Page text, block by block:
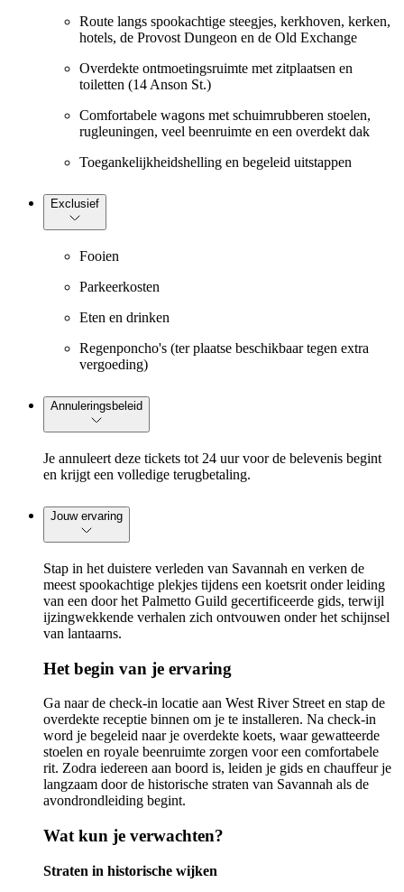
Route langs spookachtige steegjes, kerkhoven, kerken,
hotels, de Provost Dungeon en de Old Exchange
Overdekte ontmoetingsruimte met zitplaatsen en
toiletten (14 Anson St.)
Comfortabele wagons met schuimrubberen stoelen,
rugleuningen, veel beenruimte en een overdekt dak
Toegankelijkheidshelling en begeleid uitstappen
Exclusief
Fooien
Parkeerkosten
Eten en drinken
Regenponcho's (ter plaatse beschikbaar tegen extra
vergoeding)
Annuleringsbeleid
Je annuleert deze tickets tot 24 uur voor de belevenis begint
en krijgt een volledige terugbetaling.
Jouw ervaring
Stap in het duistere verleden van Savannah en verken de
meest spookachtige plekjes tijdens een koetsrit onder leiding
van een door het Palmetto Guild gecertificeerde gids, terwijl
ijzingwekkende verhalen zich ontvouwen onder het schijnsel
van lantaarns.
Het begin van je ervaring
Ga naar de check-in locatie aan West River Street en stap de
overdekte receptie binnen om je te installeren. Na check-in
word je begeleid naar je overdekte koets, waar gewatteerde
stoelen en royale beenruimte zorgen voor een comfortabele
rit. Zodra iedereen aan boord is, leiden je gids en chauffeur je
langzaam door de historische straten van Savannah als de
avondrondleiding begint.
Wat kun je verwachten?
Straten in historische wijken